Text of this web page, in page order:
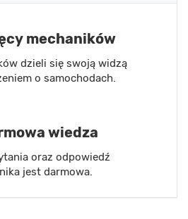
mechaników
dzieli się swoją widzą
o samochodach.
wiedza
oraz odpowiedź
jest darmowa.